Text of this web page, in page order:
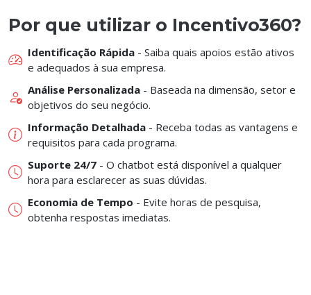
Por que utilizar o Incentivo360?
Identificação Rápida - Saiba quais apoios estão ativos
e adequados à sua empresa.
Análise Personalizada - Baseada na dimensão, setor e
objetivos do seu negócio.
Informação Detalhada - Receba todas as vantagens e
requisitos para cada programa.
Suporte 24/7 - O chatbot está disponível a qualquer
hora para esclarecer as suas dúvidas.
Economia de Tempo - Evite horas de pesquisa,
obtenha respostas imediatas.